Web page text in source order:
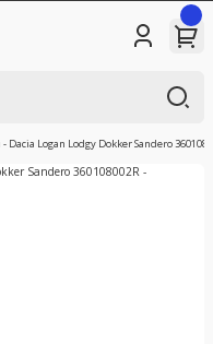
Dacia Logan Lodgy Dokker Sandero